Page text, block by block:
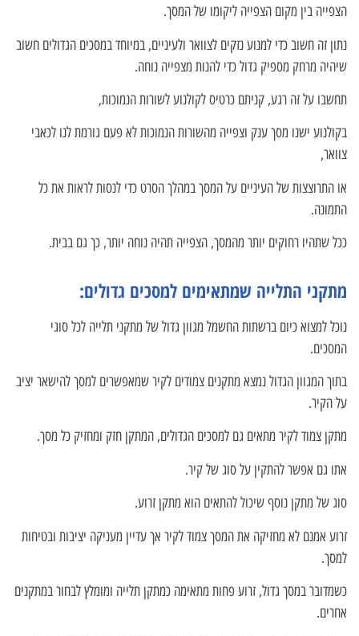
הצפייה בין מקום הצפייה ליקומו של המסך.
נתון זה חשוב כדי למנוע נזקים לצוואר ולעיניים, במיוחד במסכים הגדולים חשוב
שיהיה מרחק מספיק גדול כדי להנות מצפייה נוחה.
תחשבו על זה רגע, קניתם כרטיס לקולנוע לשורות הנמוכות,
בקולנוע ישנו מסך ענק וצפייה מהשורות הנמוכות לא פעם גורמת לנו לכאבי
צוואר,
או התרוצצות של העיניים על המסך במהלך הסרט כדי לנסות לראות את כל
התמונה.
ככל שתהיו רחוקים יותר מהמסך, הצפייה תהיה נוחה יותר, כך גם בבית.
מתקני התלייה שמתאימים למסכים גדולים:
נוכל למצוא כיום ברשתות החשמל מגוון גדול של מתקני תלייה לכל סוגי
המסכים.
בתוך המגוון הגדול נמצא מתקנים צמודים לקיר שמאפשרים למסך להישאר יציב
על הקיר.
מתקן צמוד לקיר מתאים גם למסכים הגדולים, המתקן חזק ומחזיק כל מסך.
אתו גם אפשר להתקין על סוג של קיר.
סוג של מתקן נוסף שיכול להתאים הוא מתקן זרוע.
זרוע אמנם לא מחזיקה את המסך צמוד לקיר אך עדיין מעניקה יציבות ובטיחות
למסך.
כשמדובר במסך גדול, זרוע פחות מתאימה כמתקן תלייה ומומלץ לבחור במתקנים
אחרים.